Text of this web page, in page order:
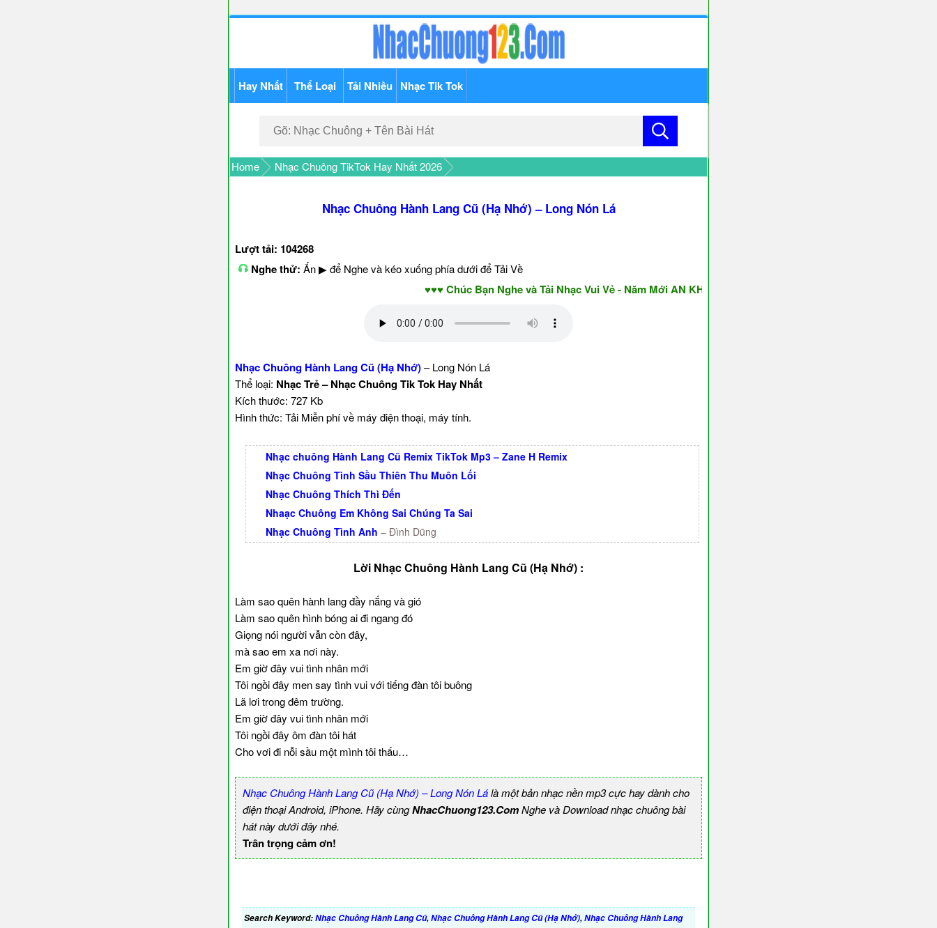
Hay Nhất Thể Loại Tải Nhiều Nhạc Tik Tok
Home Nhạc Chuông TikTok Hay Nhất 2026
Nhạc Chuông Hành Lang Cũ (Hạ Nhớ) – Long Nón Lá
Lượt tải: 104268
Nghe thử: Ấn ▶ để Nghe và kéo xuống phía dưới để Tải Về
♥♥♥ Chúc Bạn Nghe và Tải Nhạc Vui Vẻ - Năm Mới AN KHANG & THỊNH VƯỢNG ♥♥♥
Nhạc Chuông Hành Lang Cũ (Hạ Nhớ)– Long Nón Lá
Thể loại: Nhạc Trẻ – Nhạc Chuông Tik Tok Hay Nhất
Kích thước: 727 Kb
Hình thức: Tải Miễn phí về máy điện thoại, máy tính.
Nhạc chuông Hành Lang Cũ Remix TikTok Mp3 – Zane H Remix
Nhạc Chuông Tình Sầu Thiên Thu Muôn Lối
Nhạc Chuông Thích Thì Đến
Nhaạc Chuông Em Không Sai Chúng Ta Sai
Nhạc Chuông Tình Anh – Đình Dũng
Lời Nhạc Chuông Hành Lang Cũ (Hạ Nhớ) :
Làm sao quên hành lang đầy nắng và gió
Làm sao quên hình bóng ai đi ngang đó
Giọng nói người vẫn còn đây,
mà sao em xa nơi này.
Em giờ đây vui tình nhân mới
Tôi ngồi đây men say tình vui với tiếng đàn tôi buông
Lã lơi trong đêm trường.
Em giờ đây vui tình nhân mới
Tôi ngồi đây ôm đàn tôi hát
Cho vơi đi nỗi sầu một mình tôi thấu…
Nhạc Chuông Hành Lang Cũ (Hạ Nhớ) – Long Nón Lálà một bản nhạc nền mp3 cực hay dành cho
điện thoại Android, iPhone. Hãy cùngNhacChuong123.ComNghe và Download nhạc chuông bài
hát này dưới đây nhé.
Trân trọng cảm ơn!
Search Keyword:Nhạc Chuông Hành Lang Cũ,Nhạc Chuông Hành Lang Cũ (Hạ Nhớ),Nhạc Chuông Hành Lang